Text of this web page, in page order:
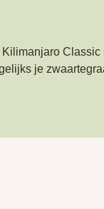
Kilimanjaro
je